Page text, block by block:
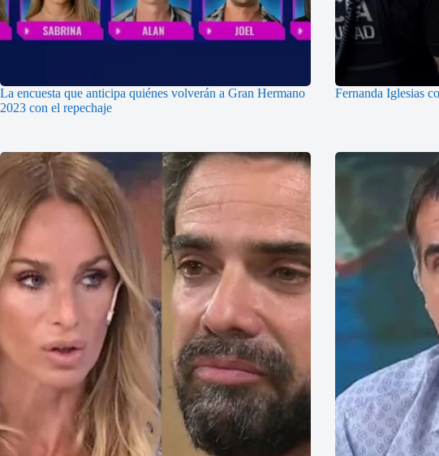
La encuesta que anticipa quiénes volverán a Gran Hermano
2023 con el repechaje
Fernanda Iglesias